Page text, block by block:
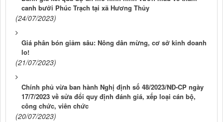
canh bưởi Phúc Trạch tại xã Hương Thủy
(24/07/2023)
Giá phân bón giảm sâu: Nông dân mừng, cơ sở kinh doanh
lo!
(21/07/2023)
Chính phủ vừa ban hành Nghị định số 48/2023/NĐ-CP ngày
17/7/2023 về sửa đổi quy định đánh giá, xếp loại cán bộ,
công chức, viên chức
(20/07/2023)